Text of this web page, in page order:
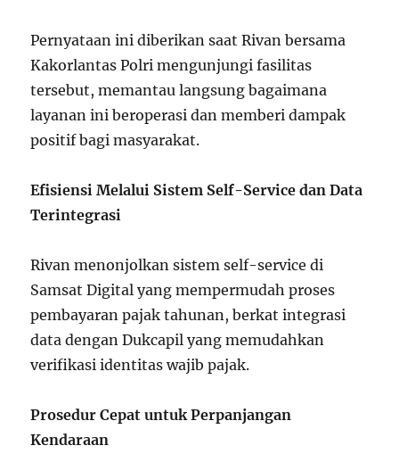
Pernyataan ini diberikan saat Rivan bersama
Kakorlantas Polri mengunjungi fasilitas
tersebut, memantau langsung bagaimana
layanan ini beroperasi dan memberi dampak
positif bagi masyarakat.
Efisiensi Melalui Sistem Self-Service dan Data
Terintegrasi
Rivan menonjolkan sistem self-service di
Samsat Digital yang mempermudah proses
pembayaran pajak tahunan, berkat integrasi
data dengan Dukcapil yang memudahkan
verifikasi identitas wajib pajak.
Prosedur Cepat untuk Perpanjangan
Kendaraan